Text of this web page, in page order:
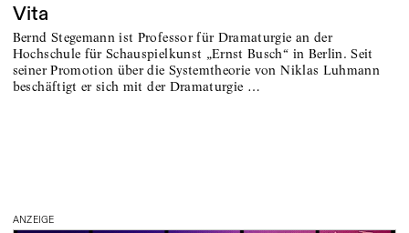
Vita
Bernd Stegemann ist Professor für Dramaturgie an der
Hochschule für Schauspielkunst „Ernst Busch“ in Berlin. Seit
seiner Promotion über die Systemtheorie von Niklas Luhmann
beschäftigt er sich mit der Dramaturgie …
ANZEIGE